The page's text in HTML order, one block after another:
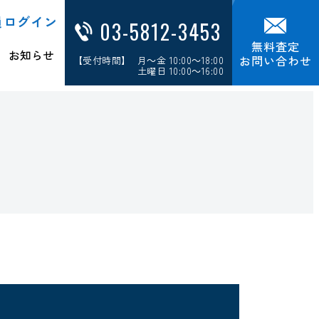
グイン
お知らせ
03-5812-3453
【受付時間】 月～金 10:00～18:00
土曜日 10:00～16:00
無料査定
お問い合わせ